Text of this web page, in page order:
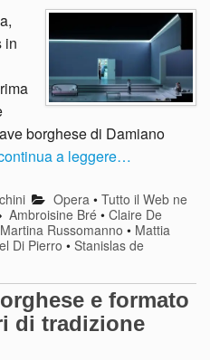
in
borghese di Damiano
a leggere…
Opera • Tutto il Web ne
Ambroisine Bré •Claire De
Martina Russomanno • Mattia
Di Pierro • Stanislas de
e formato
di tradizione